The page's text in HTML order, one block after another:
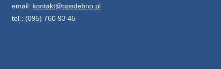
email: kontakt@opsdebno.pl
tel.: (095) 760 93 45